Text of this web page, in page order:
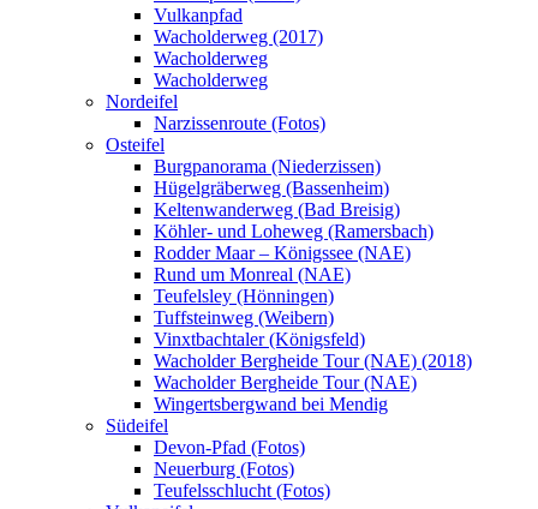
Vulkanpfad
Wacholderweg (2017)
Wacholderweg
Wacholderweg
Nordeifel
Narzissenroute (Fotos)
Osteifel
Burgpanorama (Niederzissen)
Hügelgräberweg (Bassenheim)
Keltenwanderweg (Bad Breisig)
Köhler- und Loheweg (Ramersbach)
Rodder Maar – Königssee (NAE)
Rund um Monreal (NAE)
Teufelsley (Hönningen)
Tuffsteinweg (Weibern)
Vinxtbachtaler (Königsfeld)
Wacholder Bergheide Tour (NAE) (2018)
Wacholder Bergheide Tour (NAE)
Wingertsbergwand bei Mendig
Südeifel
Devon-Pfad (Fotos)
Neuerburg (Fotos)
Teufelsschlucht (Fotos)